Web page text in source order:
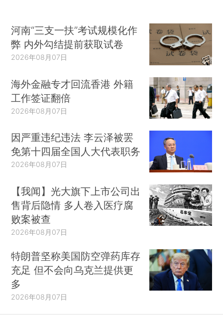
河南“三支一扶”考试规模化作
弊 内外勾结提前获取试卷
2026年08月07日
海外金融专才回流香港 外籍
工作签证翻倍
2026年08月07日
因严重违纪违法 李云泽被罢
免第十四届全国人大代表职务
2026年08月07日
【我闻】光大旗下上市公司出
售背后隐情 多人卷入医疗腐
败案被查
2026年08月07日
特朗普坚称美国防空弹药库存
充足 但不会向乌克兰提供更
多
2026年08月07日